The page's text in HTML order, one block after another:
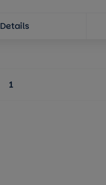
Details
Seite:
1